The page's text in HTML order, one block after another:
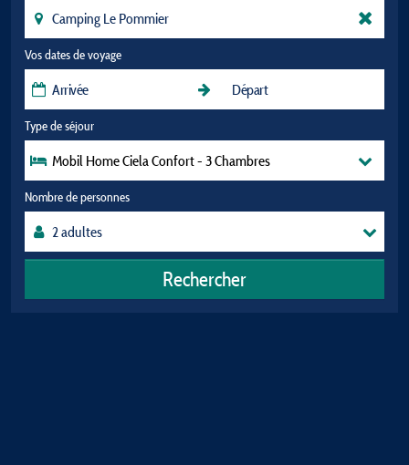
Vos dates de voyage
Type de séjour
Mobil Home Ciela Confort - 3 Chambres
Nombre de personnes
Rechercher